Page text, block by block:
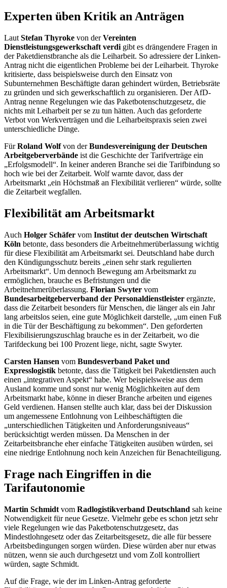
Experten üben Kritik an Anträgen
Laut Stefan Thyroke von derVereinten
Dienstleistungsgewerkschaft verdi gibt es drängendere Fragen in
der Paketdienstbranche als die Leiharbeit. So adressiere der Linken-
Antrag nicht die eigentlichen Probleme bei der Leiharbeit. Thyroke
kritisierte, dass beispielsweise durch den Einsatz von
Subunternehmen Beschäftigte daran gehindert würden, Betriebsräte
zu gründen und sich gewerkschaftlich zu organisieren. Der AfD-
Antrag nenne Regelungen wie das Paketbotenschutzgesetz, die
nichts mit Leiharbeit per se zu tun hätten. Auch das geforderte
Verbot von Werkverträgen und die Leiharbeitspraxis seien zwei
unterschiedliche Dinge.
FürRoland Wolfvon derBundesvereinigung der Deutschen
Arbeitgeberverbände ist die Geschichte der Tarifverträge ein
„Erfolgsmodell“. In keiner anderen Branche sei die Tarifbindung so
hoch wie bei der Zeitarbeit. Wolf warnte davor, dass der
Arbeitsmarkt „ein Höchstmaß an Flexibilität verlieren“ würde, sollte
die Zeitarbeit wegfallen.
Flexibilität am Arbeitsmarkt
Auch Holger Schäfer vom Institut der deutschen Wirtschaft
Köln betonte, dass besonders die Arbeitnehmerüberlassung wichtig
für diese Flexibilität am Arbeitsmarkt sei. Deutschland habe durch
den Kündigungsschutz bereits „einen sehr stark regulierten
Arbeitsmarkt“. Um dennoch Bewegung am Arbeitsmarkt zu
ermöglichen, brauche es Befristungen und die
Arbeitnehmerüberlassung. Florian Swyter vom
Bundesarbeitgeberverband der Personaldienstleister ergänzte,
dass die Zeitarbeit besonders für Menschen, die länger als ein Jahr
lang arbeitslos seien, eine gute Möglichkeit darstelle, „um einen Fuß
in die Tür der Beschäftigung zu bekommen“. Den geforderten
Flexibilisierungszuschlag brauche es in der Zeitarbeit, wo die
Tarifdeckung bei 100 Prozent liege, nicht, sagte Swyter.
Carsten Hansen vom Bundesverband Paket und
Expresslogistik betonte, dass die Tätigkeit bei Paketdiensten auch
einen „integrativen Aspekt“ habe. Wer beispielsweise aus dem
Ausland komme und sonst nur wenig Möglichkeiten auf dem
Arbeitsmarkt habe, könne in dieser Branche arbeiten und eigenes
Geld verdienen. Hansen stellte auch klar, dass bei der Diskussion
um angemessene Entlohnung von Leihbeschäftigten die
„unterschiedlichen Tätigkeiten und Anforderungsniveaus“
berücksichtigt werden müssen. Da Menschen in der
Zeitarbeitsbranche eher einfache Tätigkeiten ausüben würden, sei
eine niedrige Entlohnung noch kein Anzeichen für Benachteiligung.
Frage nach Eingriffen in die
Tarifautonomie
Martin Schmidt vom Radlogistikverband Deutschland sah keine
Notwendigkeit für neue Gesetze. Vielmehr gebe es schon jetzt sehr
viele Regelungen wie das Paketbotenschutzgesetz, das
Mindestlohngesetz oder das Zeitarbeitsgesetz, die alle für bessere
Arbeitsbedingungen sorgen würden. Diese würden aber nur etwas
nützen, wenn sie auch durchgesetzt und vom Zoll kontrolliert
würden, sagte Schmidt.
Auf die Frage, wie der im Linken-Antrag geforderte